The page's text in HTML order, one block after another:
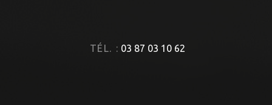
TÉL. : 03 87 03 10 62